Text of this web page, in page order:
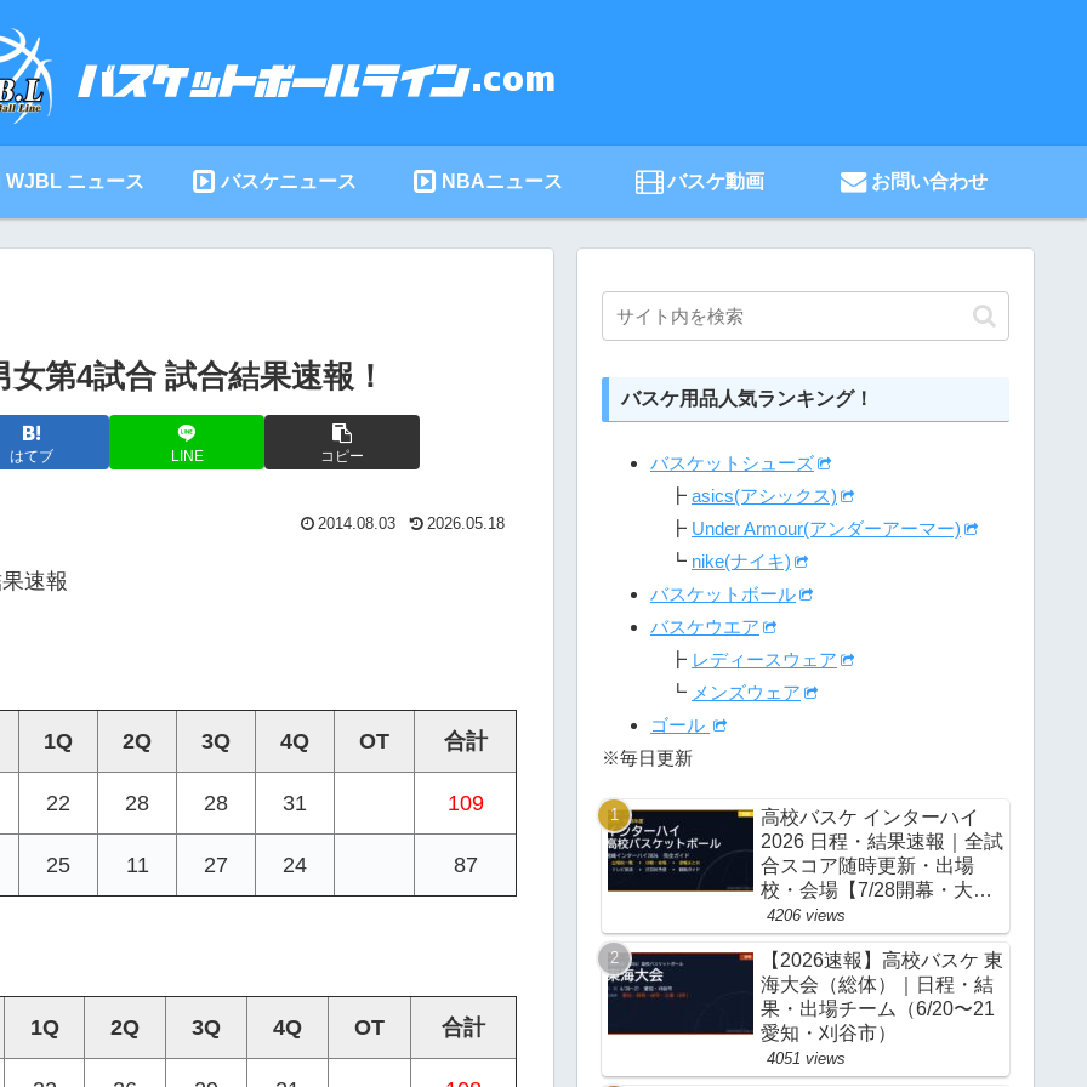
WJBL ニュース バスケニュース NBAニュース バスケ動画 お問い合わせ
第4試合 試合結果速報！
はてブ LINE コピー
2014.08.03 2026.05.18
速報
1Q 2Q 3Q 4Q OT 合計
22 28 28 31 109
25 11 27 24 87
1Q 2Q 3Q 4Q OT 合計
バスケ用品人気ランキング！
バスケットシューズ
┣ asics(アシックス)
┣ Under Armour(アンダーアーマー)
┗ nike(ナイキ)
バスケットボール
バスケウエア
┣ レディースウェア
┗ メンズウェア
ゴール
※毎日更新
高校バスケ インターハイ
2026 日程・結果速報｜全試
合スコア随時更新・出場
校・会場【7/28開幕・大
阪】
4206 views
【2026速報】高校バスケ 東
海大会（総体）｜日程・結
果・出場チーム（6/20〜21
愛知・刈谷市）
4051 views